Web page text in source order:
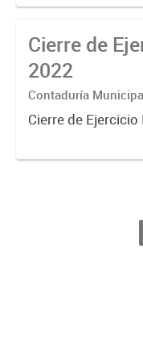
Cierre de
2022
Contaduría
Cierre de